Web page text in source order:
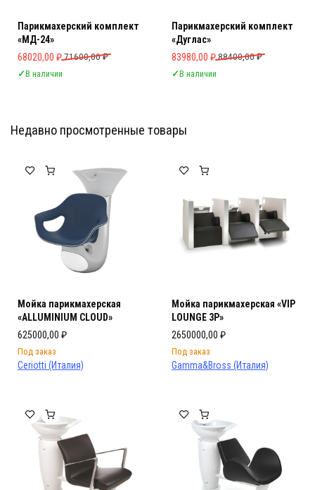
Парикмахерский комплект
«МД-24»
71600,00₽
Первоначальная цена составляла 71600,00 ₽.
68020,00 ₽
Текущая цена: 68020,00 ₽.
✓В наличии
Парикмахерский комплект
«Дуглас»
88400,00₽
Первоначальная цена
83980,00 ₽
Текущая цена: 83980,00 ₽.
✓В наличии
Недавно просмотренные товары
Мойка парикмахерская
«ALLUMINIUM CLOUD»
625000,00 ₽
Под заказ
Ceriotti (Италия)
Мойка парикмахерская «VIP
LOUNGE 3P»
2650000,00 ₽
Под заказ
Gamma&Bross (Италия)